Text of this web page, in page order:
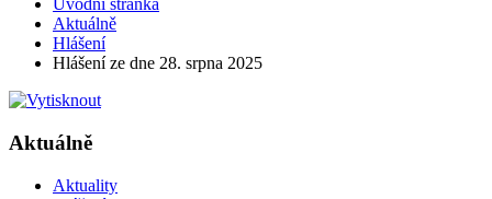
Úvodní stránka
Aktuálně
Hlášení
Hlášení ze dne 28. srpna 2025
Aktuálně
Aktuality